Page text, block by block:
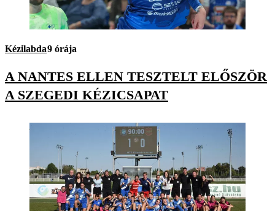
Kézilabda9 órája
A NANTES ELLEN TESZTELT ELŐSZÖR
A SZEGEDI KÉZICSAPAT